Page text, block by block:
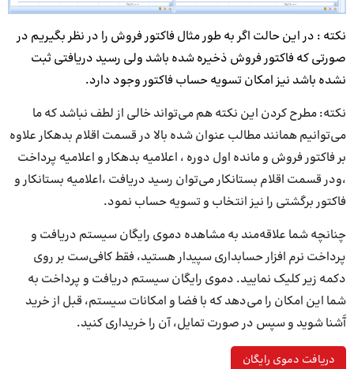
نکته : در این حالت اگر به طور مثال فاکتور فروش را در نظر بگیریم در
صورتی که فاکتور فروش ذخیره شده باشد ولی رسید دریافتی ثبت
نشده باشد نیز امکان تسویه حساب فاکتور وجود دارد.
نکته: مطرح کردن این نکته هم می‌تواند خالی از لطف نباشد که ما
می‌توانیم همانند مطالب عنوان شده بالا در قسمت اقلام بدهکار علاوه
بر فاکتور فروش و مانده اول دوره ، اعلامیه بدهکار و اعلامیه پرداخت
،ودر قسمت اقلام بستانکار می‌توان رسید دریافت ،اعلامیه بستانکار و
فاکتور برگشتی را نیز انتخاب و تسویه حساب نمود.
چنانچه شما علاقه‌مند به مشاهده دموی رایگان سیستم دریافت و
پرداخت نرم افزار حسابداری سپیدار هستید، فقط کافی‌ست بر روی
دکمه زیر کلیک نمایید. دموی رایگان سیستم دریافت و پرداخت به
شما این امکان را می‌دهد که با فضا و امکانات سیستم، قبل از خرید
آَشنا شوید و سپس در صورت تمایل، آن را خریداری کنید.
دریافت دموی رایگان